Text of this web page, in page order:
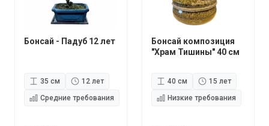
Бонсай - Падуб 12 лет
35 см
12 лет
Средние требования
Бонсай композиция
"Храм Тишины" 40 см
40 см
15 лет
Низкие требования